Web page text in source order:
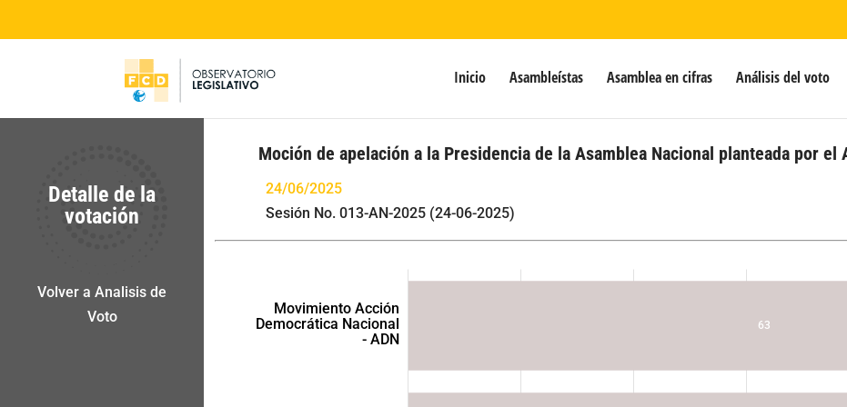
Inicio Asambleístas Asamblea en cifras Análisis del voto
Detalle de la
votación
Volver a Analisis de
Voto
Moción de apelación a la Presidencia de la Asamblea Nacional planteada por
24/06/2025
Sesión No. 013-AN-2025 (24-06-2025)
63
Movimiento Acción
Democrática Nacional
- ADN